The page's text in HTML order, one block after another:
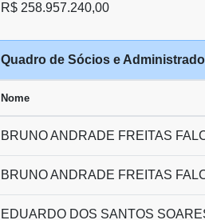
R$ 258.957.240,00
Quadro de Sócios e
Nome
BRUNO ANDRADE FREITAS
BRUNO ANDRADE FREITAS
EDUARDO DOS SANTOS